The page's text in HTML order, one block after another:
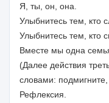
Я, ты, он, она.
Улыбнитесь тем, кто
Улыбнитесь тем, кто
Вместе мы одна
(Далее действия
словами:
Рефлексия.